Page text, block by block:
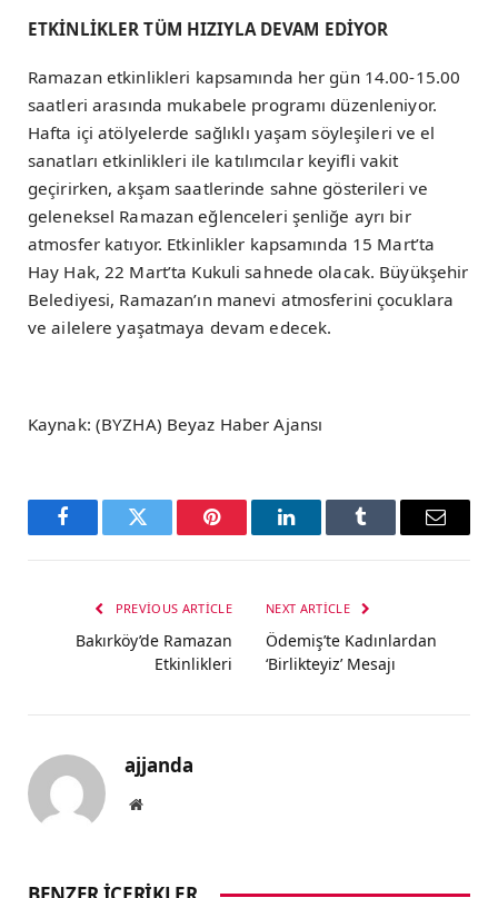
ETKİNLİKLER TÜM HIZIYLA DEVAM EDİYOR
Ramazan etkinlikleri kapsamında her gün 14.00-15.00
saatleri arasında mukabele programı düzenleniyor.
Hafta içi atölyelerde sağlıklı yaşam söyleşileri ve el
sanatları etkinlikleri ile katılımcılar keyifli vakit
geçirirken, akşam saatlerinde sahne gösterileri ve
geleneksel Ramazan eğlenceleri şenliğe ayrı bir
atmosfer katıyor. Etkinlikler kapsamında 15 Mart’ta
Hay Hak, 22 Mart’ta Kukuli sahnede olacak. Büyükşehir
Belediyesi, Ramazan’ın manevi atmosferini çocuklara
ve ailelere yaşatmaya devam edecek.
Kaynak: (BYZHA) Beyaz Haber Ajansı
FacebookTwitter Pinterest LinkedInTumblr Email
PREVIOUS ARTICLE
Bakırköy’de Ramazan
Etkinlikleri
NEXT ARTICLE
Ödemiş’te Kadınlardan
‘Birlikteyiz’ Mesajı
ajjanda
Website